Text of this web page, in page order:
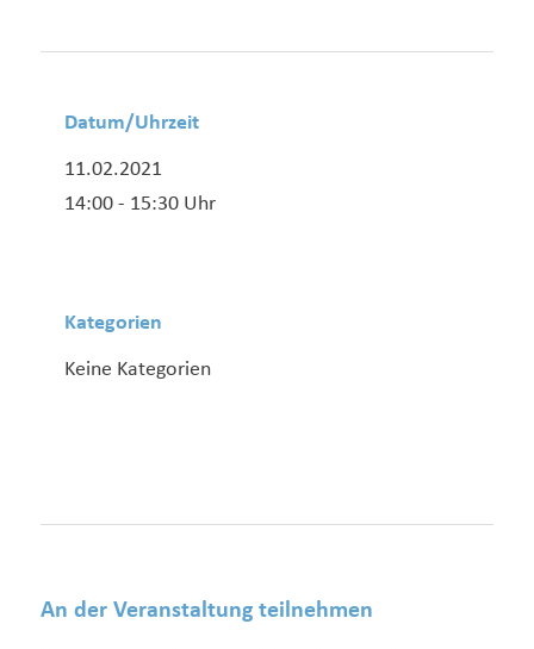
Datum/Uhrzeit
11.02.2021
14:00 - 15:30 Uhr
Kategorien
Keine Kategorien
An der Veranstaltung teilnehmen